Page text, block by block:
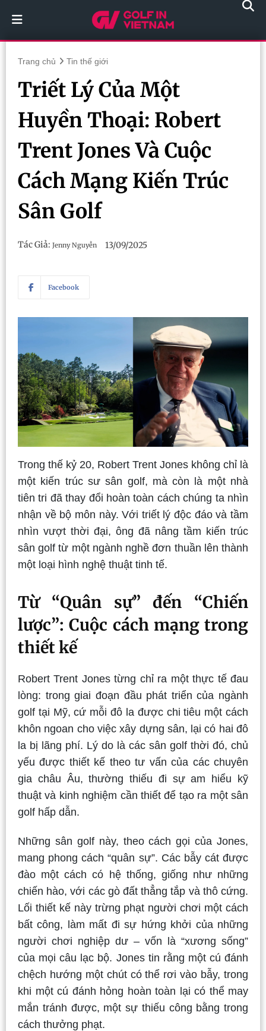
Trang chủ Tin thế giới
Triết Lý Của Một
Huyền Thoại: Robert
Trent Jones Và Cuộc
Cách Mạng Kiến Trúc
Sân Golf
Tác Giả: Jenny Nguyễn 13/09/2025
Facebook
Trong thế kỷ 20, Robert Trent Jones không chỉ là
một kiến trúc sư sân golf, mà còn là một nhà
tiên tri đã thay đổi hoàn toàn cách chúng ta nhìn
nhận về bộ môn này. Với triết lý độc đáo và tầm
nhìn vượt thời đại, ông đã nâng tầm kiến trúc
sân golf từ một ngành nghề đơn thuần lên thành
một loại hình nghệ thuật tinh tế.
Từ “Quân sự” đến “Chiến
lược”: Cuộc cách mạng trong
thiết kế
Robert Trent Jones từng chỉ ra một thực tế đau
lòng: trong giai đoạn đầu phát triển của ngành
golf tại Mỹ, cứ mỗi đô la được chi tiêu một cách
khôn ngoan cho việc xây dựng sân, lại có hai đô
la bị lãng phí. Lý do là các sân golf thời đó, chủ
yếu được thiết kế theo tư vấn của các chuyên
gia châu Âu, thường thiếu đi sự am hiểu kỹ
thuật và kinh nghiệm cần thiết để tạo ra một sân
golf hấp dẫn.
Những sân golf này, theo cách gọi của Jones,
mang phong cách “quân sự”. Các bẫy cát được
đào một cách có hệ thống, giống như những
chiến hào, với các gò đất thẳng tắp và thô cứng.
Lối thiết kế này trừng phạt người chơi một cách
bất công, làm mất đi sự hứng khởi của những
người chơi nghiệp dư – vốn là “xương sống”
của mọi câu lạc bộ. Jones tin rằng một cú đánh
chệch hướng một chút có thể rơi vào bẫy, trong
khi một cú đánh hỏng hoàn toàn lại có thể may
mắn tránh được, một sự thiếu công bằng trong
cách thưởng phạt.